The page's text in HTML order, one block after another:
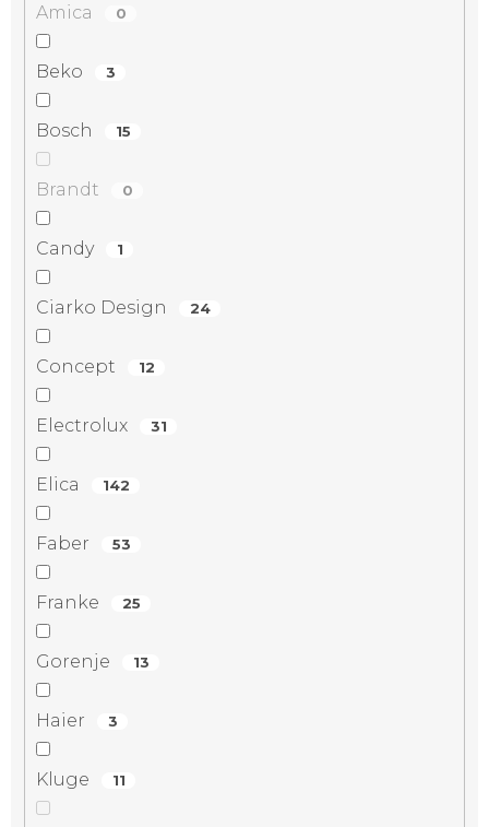
Amica 0
Beko 3
Bosch 15
Brandt 0
Candy 1
Ciarko Design 24
Concept 12
Electrolux 31
Elica 142
Faber 53
Franke 25
Gorenje 13
Haier 3
Kluge 11